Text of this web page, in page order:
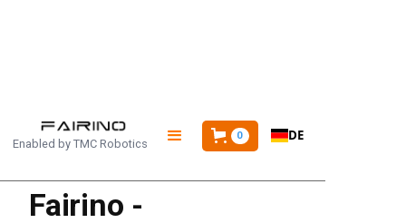
Enabled by TMC Robotics
0 DE
Fairino -